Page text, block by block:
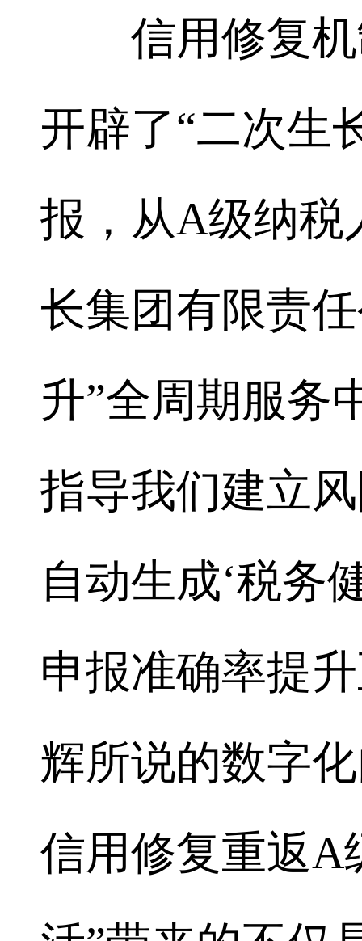
信用修复机
开辟了“二次生
报，从A级纳税
长集团有限责
升”全周期服务
指导我们建立
自动生成‘税务
申报准确率提
辉所说的数字
信用修复重返A